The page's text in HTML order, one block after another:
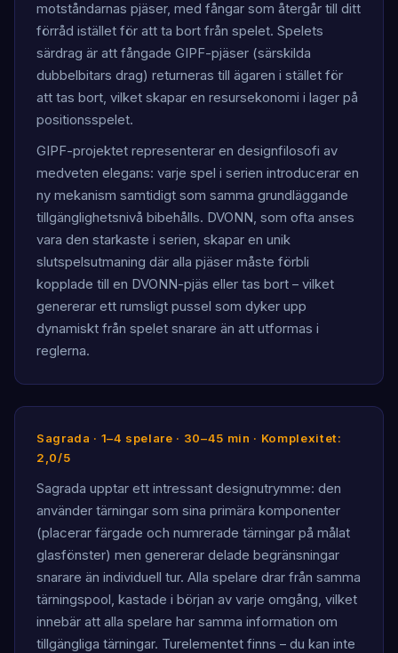
motståndarnas pjäser, med fångar som återgår till ditt
förråd istället för att ta bort från spelet. Spelets
särdrag är att fångade GIPF-pjäser (särskilda
dubbelbitars drag) returneras till ägaren i stället för
att tas bort, vilket skapar en resursekonomi i lager på
positionsspelet.
GIPF-projektet representerar en designfilosofi av
medveten elegans: varje spel i serien introducerar en
ny mekanism samtidigt som samma grundläggande
tillgänglighetsnivå bibehålls. DVONN, som ofta anses
vara den starkaste i serien, skapar en unik
slutspelsutmaning där alla pjäser måste förbli
kopplade till en DVONN-pjäs eller tas bort – vilket
genererar ett rumsligt pussel som dyker upp
dynamiskt från spelet snarare än att utformas i
reglerna.
Sagrada · 1–4 spelare · 30–45 min · Komplexitet:
2,0/5
Sagrada upptar ett intressant designutrymme: den
använder tärningar som sina primära komponenter
(placerar färgade och numrerade tärningar på målat
glasfönster) men genererar delade begränsningar
snarare än individuell tur. Alla spelare drar från samma
tärningspool, kastade i början av varje omgång, vilket
innebär att alla spelare har samma information om
tillgängliga tärningar. Turelementet finns – du kan inte